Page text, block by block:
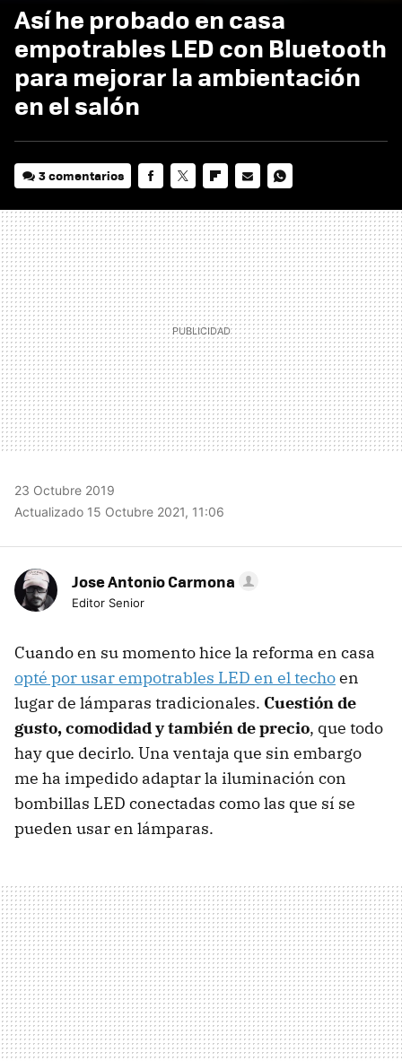
Así he probado en casa
empotrables LED con Bluetooth
para mejorar la ambientación
en el salón
3 comentarios
MAIL
23 Octubre 2019
Actualizado 15 Octubre 2021, 11:06
Jose Antonio Carmona
Editor Senior
Cuando en su momento hice la reforma en casa
opté por usar empotrables LED en el techoen
lugar de lámparas tradicionales. Cuestión de
gusto, comodidad y también de precio, que todo
hay que decirlo. Una ventaja que sin embargo
me ha impedido adaptar la iluminación con
bombillas LED conectadas como las que sí se
pueden usar en lámparas.